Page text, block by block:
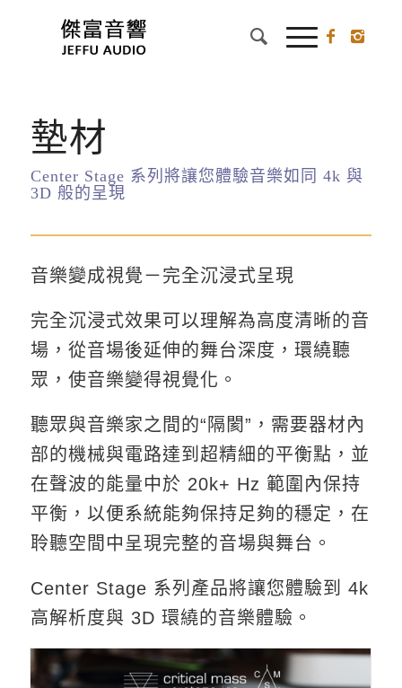
墊材
Center Stage 系列將讓您體驗音樂如同 4k 與
3D 般的呈現
音樂變成視覺－完全沉浸式呈現
完全沉浸式效果可以理解為高度清晰的音
場，從音場後延伸的舞台深度，環繞聽
眾，使音樂變得視覺化。
聽眾與音樂家之間的“隔閡”，需要器材內
部的機械與電路達到超精細的平衡點，並
在聲波的能量中於 20k+ Hz 範圍內保持
平衡，以便系統能夠保持足夠的穩定，在
聆聽空間中呈現完整的音場與舞台。
Center Stage 系列產品將讓您體驗到 4k
高解析度與 3D 環繞的音樂體驗。